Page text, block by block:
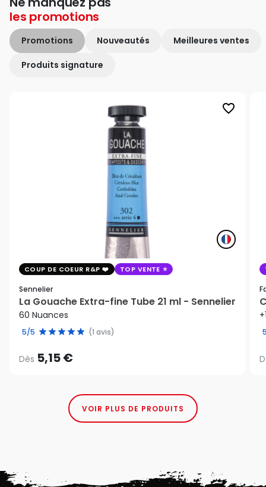
les promotions
Promotions Nouveautés Meilleures ventes
Produits signature
favorite_border
COUP DE COEUR R&P TOP VENTE
Sennelier
La Gouache Extra-fine Tube 21 ml - Sennelier
60 Nuances
5/5 (1 avis)
Dès 5,15 €
VOIR PLUS DE PRODUITS